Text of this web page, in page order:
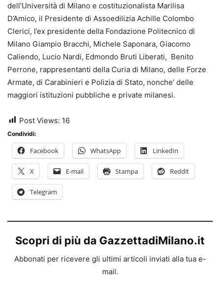
dell’Università di Milano e costituzionalista Marilisa
D’Amico, il Presidente di Assoedilizia Achille Colombo
Clerici, l’ex presidente della Fondazione Politecnico di
Milano Giampio Bracchi, Michele Saponara, Giacomo
Caliendo, Lucio Nardi, Edmondo Bruti Liberati, Benito
Perrone, rappresentanti della Curia di Milano, delle Forze
Armate, di Carabinieri e Polizia di Stato, nonche’ delle
maggiori istituzioni pubbliche e private milanesi.
Post Views: 16
Condividi:
Facebook WhatsApp LinkedIn
X E-mail Stampa Reddit
Telegram
Scopri di più da GazzettadiMilano.it
Abbonati per ricevere gli ultimi articoli inviati alla tua e-
mail.